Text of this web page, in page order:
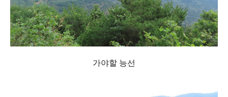
가야할 능선